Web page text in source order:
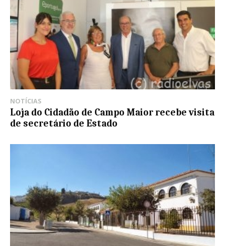
NOTÍCIAS
Loja do Cidadão de Campo Maior recebe visita
de secretário de Estado